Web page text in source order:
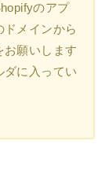
のアプ
ドメインから
お願いします
ダに入ってい